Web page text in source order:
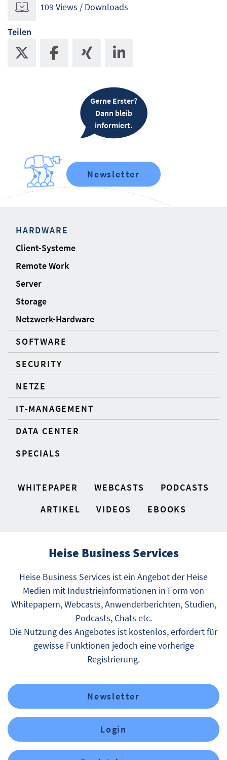
109 Views / Downloads
Teilen
Gerne Erster?
Dann bleib
informiert.
Newsletter
HARDWARE
Client-Systeme
Remote Work
Server
Storage
Netzwerk-Hardware
SOFTWARE
SECURITY
NETZE
IT-MANAGEMENT
DATA CENTER
SPECIALS
WHITEPAPER WEBCASTS
PODCASTS
ARTIKEL
VIDEOS EBOOKS
Heise Business Services
Heise Business Services ist ein Angebot der Heise
Medien mit Industrieinformationen in Form von
Whitepapern, Webcasts, Anwenderberichten, Studien,
Podcasts, Chats etc.
Die Nutzung des Angebotes ist kostenlos, erfordert für
gewisse Funktionen jedoch eine vorherige
Registrierung.
Newsletter
Login